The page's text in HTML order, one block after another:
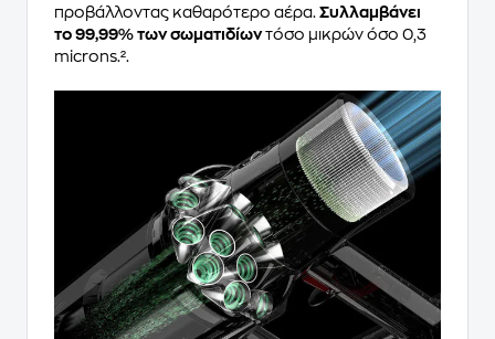
προβάλλοντας καθαρότερο αέρα. Συλλαμβάνει
το 99,99% των σωματιδίωντόσο μικρών όσο 0,3
microns.².